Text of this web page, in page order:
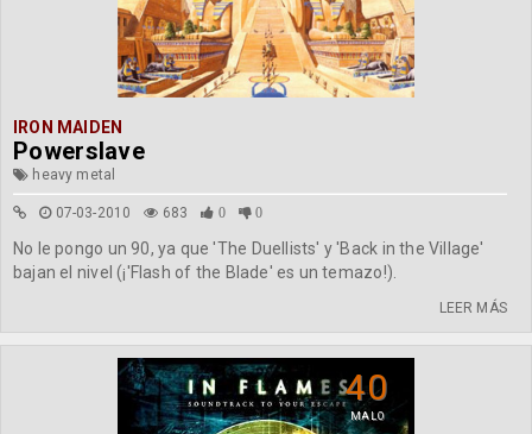
IRON MAIDEN
Powerslave
heavy metal
07-03-2010 683 0 0
No le pongo un 90, ya que 'The Duellists' y 'Back in the Village'
bajan el nivel (¡'Flash of the Blade' es un temazo!).
LEER MÁS
40
MALO